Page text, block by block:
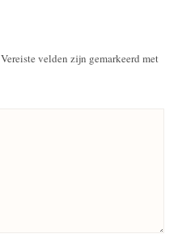
Vereiste velden zijn gemarkeerd met